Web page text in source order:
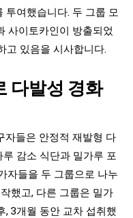
투여했습니다. 두 그룹 모
사이토카인이 방출되었
고 있음을 시사합니다.
다발성 경화
자들은 안정적 재발형 다
감소 식단과 밀가루 포
자들을 두 그룹으로 나누
했고, 다른 그룹은 밀가
, 3개월 동안 교차 섭취했